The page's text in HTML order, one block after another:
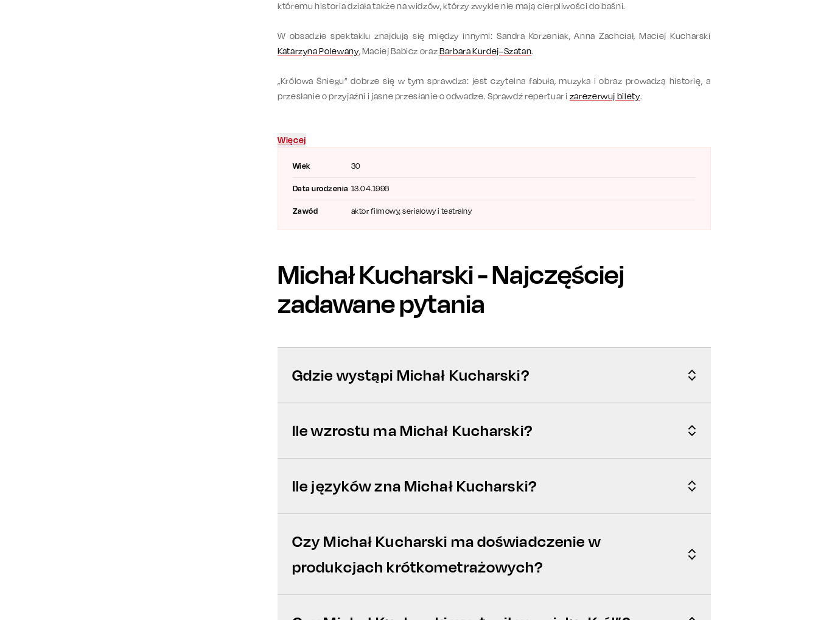
Wiek 30
Data urodzenia 13.04.1996
Zawód aktor filmowy, serialowy i teatralny
któremu historia działa także na widzów, którzy zwykle nie mają cierpliwości do baśni.
W obsadzie spektaklu znajdują się między innymi: Sandra Korzeniak, Anna Zachciał, Maciej Kucharski
Katarzyna Polewany, Maciej Babicz orazBarbara Kurdej–Szatan.
„Królowa Śniegu” dobrze się w tym sprawdza: jest czytelna fabuła,muzyka i obraz prowadzą historię, a
przesłanie o przyjaźni i jasne przesłanie o odwadze. Sprawdź repertuar i zarezerwuj bilety.
Więcej
Michał Kucharski- Najczęściej
zadawane pytania
Gdzie wystąpi Michał Kucharski?
Ile wzrostu ma Michał Kucharski?
Ile języków zna Michał Kucharski?
Czy Michał Kucharski ma doświadczenie w
produkcjach krótkometrażowych?